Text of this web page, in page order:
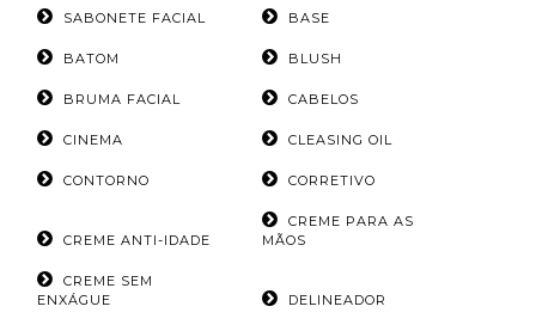
SABONETE FACIAL BASE
BATOM BLUSH
BRUMA FACIAL CABELOS
CINEMA CLEASING OIL
CONTORNO CORRETIVO
CREME ANTI-IDADE
CREME PARA AS
MÃOS
CREME SEM
ENXÁGUE
DELINEADOR